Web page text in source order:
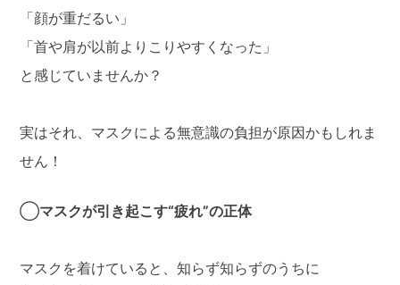
「顔が重だるい」
「首や肩が以前よりこりやすくなった」
と感じていませんか？
実はそれ、マスクによる無意識の負担が原因かもしれま
せん！
◯マスクが引き起こす“疲れ”の正体
マスクを着けていると、知らず知らずのうちに